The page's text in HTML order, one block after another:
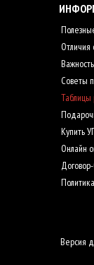
Отличия
Советы
Таблицы
Купить
Онлайн
Версия